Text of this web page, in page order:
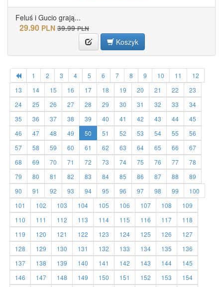
Feluś i Gucio grają...
29.90 PLN 39.99 PLN
Koszyk
1 2 3 4 5 6 7 8 9 10 11
12
13
14 15 16 17 18 19 20 21 22
23
24
25 26 27 28 29 30 31 32 33
34
35
36 37 38 39 40 41 42 43 44
45
46
47 48 49 50 51 52 53 54 55
56
57
58 59 60 61 62 63 64 65 66
67
68
69 70 71 72 73 74 75 76 77
78
79
80 81 82 83 84 85 86 87 88
89
90
91 92 93 94 95 96 97 98 99
100
101
102 103 104 105 106 107 108
109
110
111 112 113 114 115 116 117
118
119
120 121 122 123 124 125 126
127
128
129 130 131 132 133 134 135
136
137
138 139 140 141 142 143 144
145
146
147 148 149 150 151 152 153
154